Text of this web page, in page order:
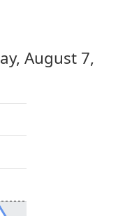
August 7,